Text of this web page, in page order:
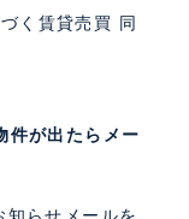
く 賃貸売買 同
件が出たらメー